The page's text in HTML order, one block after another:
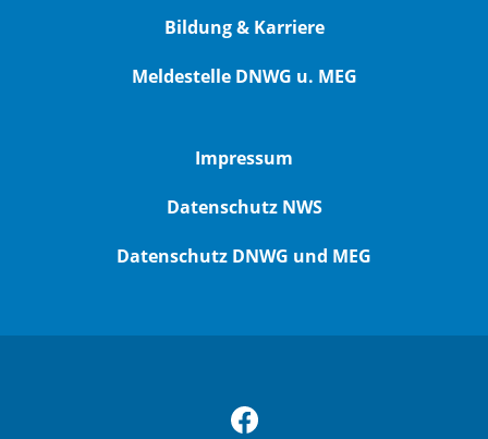
Bildung & Karriere
Meldestelle DNWG u. MEG
Impressum
Datenschutz NWS
Datenschutz DNWG und MEG